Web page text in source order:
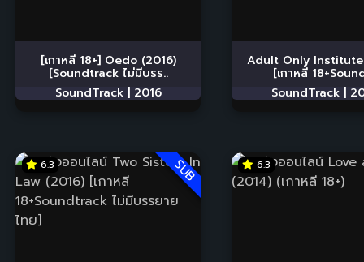
[เกาหลี 18+] Oedo (2016)
[Soundtrack ไม่มีบรร..
SoundTrack | 2016
Adult Only Institute
[เกาหลี
SoundTrack |
SUB
6.3 6.3